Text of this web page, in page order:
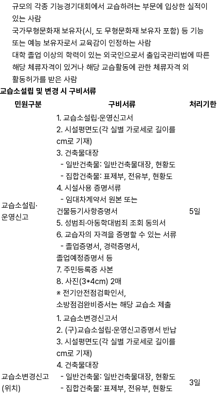
규모의 각종 기능경기대회에서 교습하려는 부문에 입상한 실적이
있는 사람
국가무형문화재 보유자(시, 도 무형문화재 보유자 포함) 등 기능
또는 예능 보유자로서 교육감이 인정하는 사람
대학 졸업 이상의 학력이 있는 외국인으로서 출입국관리법에 따른
해당 체류자격이 있거나 해당 교습활동에 관한 체류자격 외
활동허가를 받은 사람
교습소설립 및 변경 시 구비서류
민원구분
구비서류 처리기한
교습소설립·
운영신고
1. 교습소설립·운영신고서
2. 시설평면도(각 실별 가로세로 길이를
cm로 기재)
3. 건축물대장
- 일반건축물: 일반건축물대장, 현황도
- 집합건축물: 표제부, 전유부, 현황도
4. 시설사용 증명서류
- 임대차계약서 원본 또는
건물등기사항증명서
5. 성범죄·아동학대범죄 조회 동의서
6. 교습자의 자격을 증명할 수 있는 서류
- 졸업증명서, 경력증명서,
졸업예정증명서 등
7. 주민등록증 사본
8. 사진(3*4cm) 2매
※ 전기안전점검확인서,
소방점검완비증서는 해당 교습소 제출
5일
교습소변경신고
(위치)
1. 교습소변경신고서
2. (구)교습소설립·운영신고증명서 반납
3. 시설평면도(각 실별 가로세로 길이를
cm로 기재)
4. 건축물대장
- 일반건축물: 일반건축물대장, 현황도
- 집합건축물: 표제부, 전유부, 현황도
3일